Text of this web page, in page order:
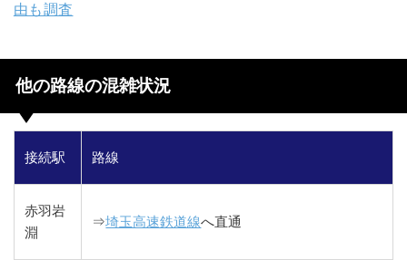
由も調査
他の路線の混雑状況
接続駅 路線
赤羽岩
淵
⇒埼玉高速鉄道線へ直通